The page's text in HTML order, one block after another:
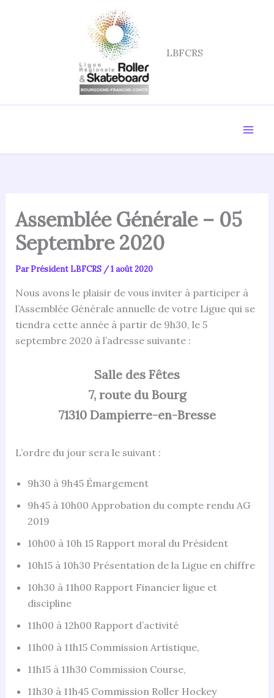
LBFCRS
Assemblée Générale – 05
Septembre 2020
ParPrésident LBFCRS /1 août 2020
Nous avons le plaisir de vous inviter à participer à
l’Assemblée Générale annuelle de votre Ligue qui se
tiendra cette année à partir de 9h30, le 5
septembre 2020 à l’adresse suivante :
Salle des Fêtes
7, route du Bourg
71310 Dampierre-en-Bresse
L’ordre du jour sera le suivant :
9h30 à 9h45 Émargement
9h45 à 10h00 Approbation du compte rendu AG
2019
10h00 à 10h 15 Rapport moral du Président
10h15 à 10h30 Présentation de la Ligue en chiffre
10h30 à 11h00 Rapport Financier ligue et
discipline
11h00 à 12h00 Rapport d’activité
11h00 à 11h15 Commission Artistique,
11h15 à 11h30 Commission Course,
11h30 à 11h45 Commission Roller Hockey